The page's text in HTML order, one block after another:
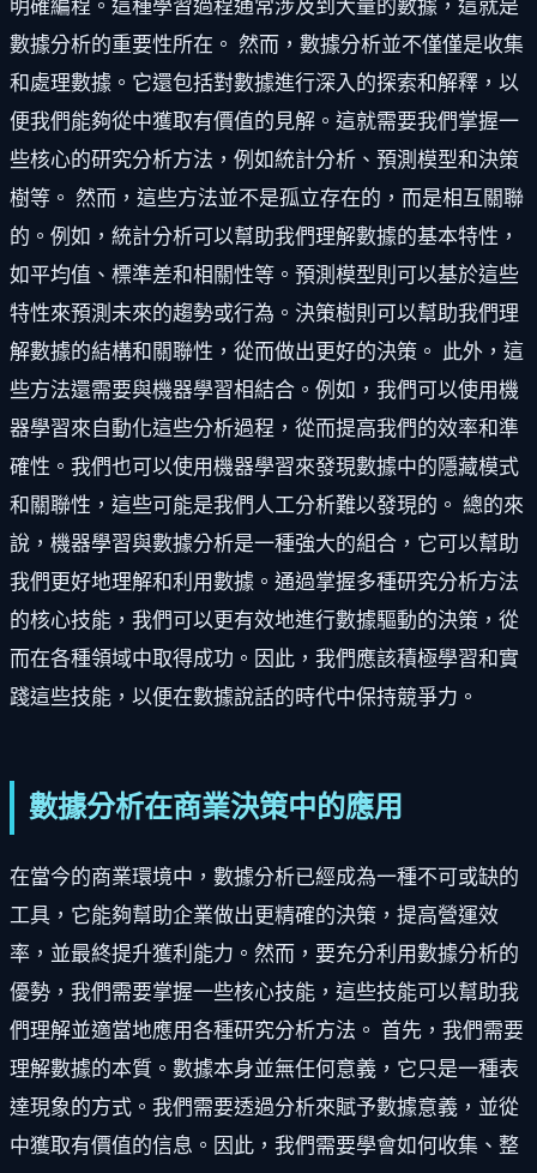
明確編程。這種學習過程通常涉及到大量的數據，這就是
數據分析的重要性所在。 然而，數據分析並不僅僅是收集
和處理數據。它還包括對數據進行深入的探索和解釋，以
便我們能夠從中獲取有價值的見解。這就需要我們掌握一
些核心的研究分析方法，例如統計分析、預測模型和決策
樹等。 然而，這些方法並不是孤立存在的，而是相互關聯
的。例如，統計分析可以幫助我們理解數據的基本特性，
如平均值、標準差和相關性等。預測模型則可以基於這些
特性來預測未來的趨勢或行為。決策樹則可以幫助我們理
解數據的結構和關聯性，從而做出更好的決策。 此外，這
些方法還需要與機器學習相結合。例如，我們可以使用機
器學習來自動化這些分析過程，從而提高我們的效率和準
確性。我們也可以使用機器學習來發現數據中的隱藏模式
和關聯性，這些可能是我們人工分析難以發現的。 總的來
說，機器學習與數據分析是一種強大的組合，它可以幫助
我們更好地理解和利用數據。通過掌握多種研究分析方法
的核心技能，我們可以更有效地進行數據驅動的決策，從
而在各種領域中取得成功。因此，我們應該積極學習和實
踐這些技能，以便在數據說話的時代中保持競爭力。
數據分析在商業決策中的應用
在當今的商業環境中，數據分析已經成為一種不可或缺的
工具，它能夠幫助企業做出更精確的決策，提高營運效
率，並最終提升獲利能力。然而，要充分利用數據分析的
優勢，我們需要掌握一些核心技能，這些技能可以幫助我
們理解並適當地應用各種研究分析方法。 首先，我們需要
理解數據的本質。數據本身並無任何意義，它只是一種表
達現象的方式。我們需要透過分析來賦予數據意義，並從
中獲取有價值的信息。因此，我們需要學會如何收集、整